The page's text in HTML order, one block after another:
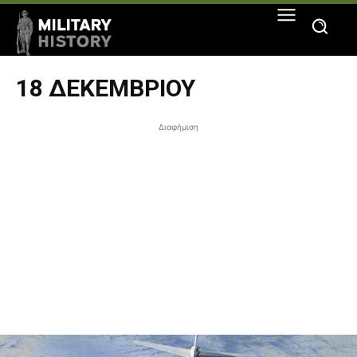
18 ΔΕΚΕΜΒΡΊΟΥ
Διαφήμιση